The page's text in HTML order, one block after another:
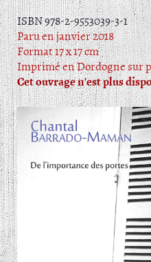
ISBN 978-2-9553039-3-1
Paru en janvier 2018
Format 17 x 17 cm
Imprimé en Dordogne sur
Cet ouvrage n'est plus